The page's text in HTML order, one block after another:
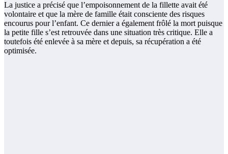
La justice a précisé que l’empoisonnement de la fillette avait été
volontaire et que la mère de famille était consciente des risques
encourus pour l’enfant. Ce dernier a également frôlé la mort puisque
la petite fille s’est retrouvée dans une situation très critique. Elle a
toutefois été enlevée à sa mère et depuis, sa récupération a été
optimisée.